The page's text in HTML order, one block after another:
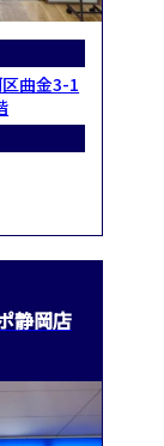
曲金3-1
静岡店